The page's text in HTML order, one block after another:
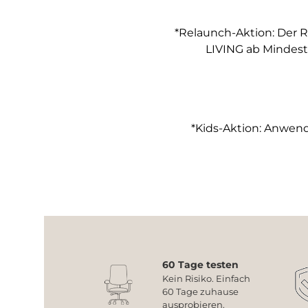
*Relaunch-Aktion: Der
LIVING ab
*Kids-Aktion:
60 Tage testen
Kein Risiko. Einfach
60 Tage zuhause
ausprobieren.